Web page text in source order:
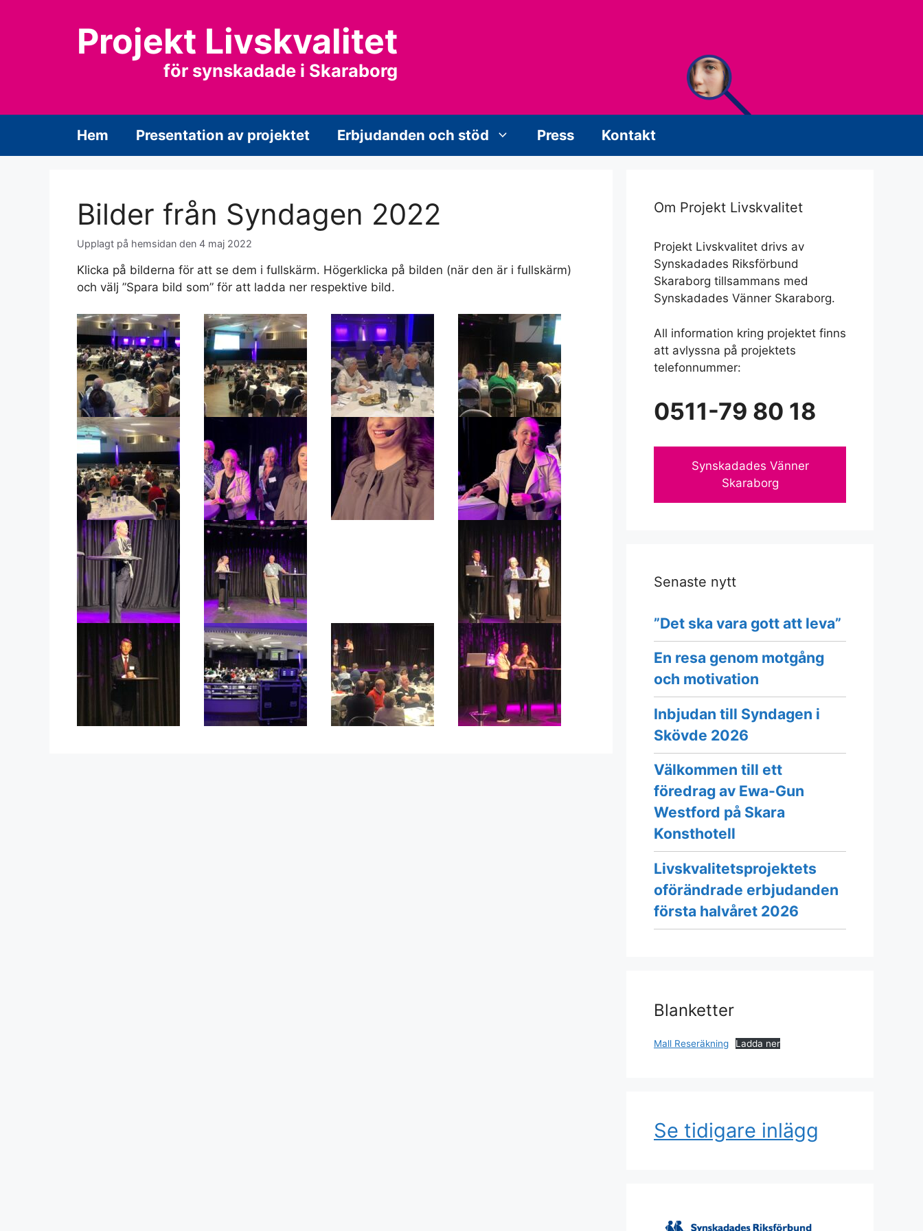
Projekt Livskvalitet
för synskadade i Skaraborg
Hem Presentation av projektet Erbjudanden och stöd Press Kontakt
Bilder från Syndagen 2022
4 maj 2022
Klicka på bilderna för att se dem i fullskärm. Högerklicka på bilden (när den är i fullskärm)
och välj ”Spara bild som” för att ladda ner respektive bild.
Om Projekt Livskvalitet
Projekt Livskvalitet drivs av
Synskadades Riksförbund
Skaraborg tillsammans med
Synskadades Vänner Skaraborg.
All information kring projektet finns
att avlyssna på projektets
telefonnummer:
0511-79 80 18
Synskadades Vänner
Skaraborg
Senaste nytt
”Det ska vara gott att leva”
En resa genom motgång
och motivation
Inbjudan till Syndagen i
Skövde 2026
Välkommen till ett
föredrag av Ewa-Gun
Westford på Skara
Konsthotell
Livskvalitetsprojektets
oförändrade erbjudanden
första halvåret 2026
Blanketter
Mall Reseräkning Ladda ner
Se tidigare inlägg